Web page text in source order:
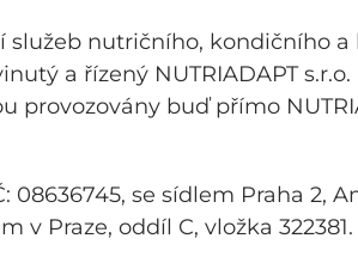
služeb nutričního, kondičního
a řízený NUTRIADAPT
provozovány buď přímo
08636745, se sídlem Praha 2,
Praze, oddíl C, vložka 322381.